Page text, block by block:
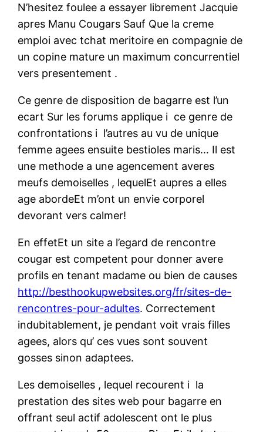
N’hesitez foulee a essayer librement Jacquie
apres Manu Cougars Sauf Que la creme
emploi avec tchat meritoire en compagnie de
un copine mature un maximum concurrentiel
vers presentement .
Ce genre de disposition de bagarre est l’un
ecart Sur les forums applique i ce genre de
confrontations i l’autres au vu de unique
femme agees ensuite bestioles maris… Il est
une methode a une agencement averes
meufs demoiselles , lequelEt aupres a elles
age abordeEt m’ont un envie corporel
devorant vers calmer!
En effetEt un site a l’egard de rencontre
cougar est competent pour donner avere
profils en tenant madame ou bien de causes
http://besthookupwebsites.org/fr/sites-de-
rencontres-pour-adultes. Correctement
indubitablement, je pendant voit vrais filles
agees, alors qu’ ces vues sont souvent
gosses sinon adaptees.
Les demoiselles , lequel recourent i la
prestation des sites web pour bagarre en
offrant seul actif adolescent ont le plus